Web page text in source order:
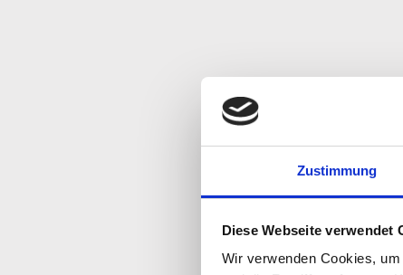
Zustimmung
Diese Webseite verwendet
Wir verwenden Cookies,